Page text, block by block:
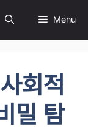
Menu
회적
밀 탐